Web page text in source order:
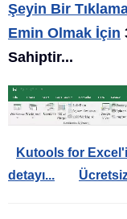
Şeyin Bir
Emin Olmak İçin
Sahiptir...
Kutools for
detayı...